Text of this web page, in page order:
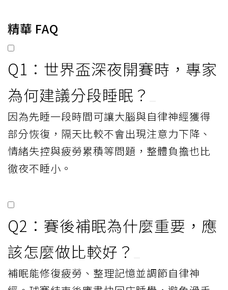
精華 FAQ
Q1：世界盃深夜開賽時，專家
為何建議分段睡眠？
因為先睡一段時間可讓大腦與自律神經獲得
部分恢復，隔天比較不會出現注意力下降、
情緒失控與疲勞累積等問題，整體負擔也比
徹夜不睡小。
Q2：賽後補眠為什麼重要，應
該怎麼做比較好？
補眠能修復疲勞、整理記憶並調節自律神